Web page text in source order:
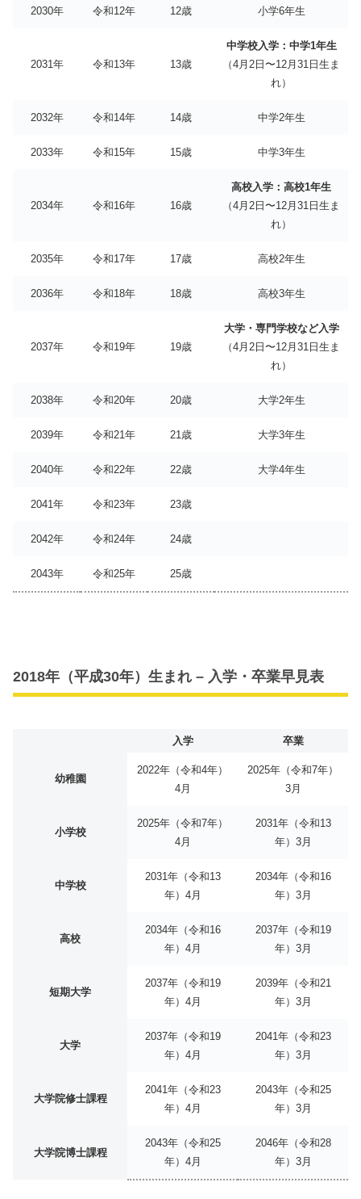
2030年 令和12年 12歳 小学6年生
2031年 令和13年 13歳
中学校入学：中学1年生
（4月2日〜12月31日生ま
れ）
2032年 令和14年 14歳 中学2年生
2033年 令和15年 15歳 中学3年生
2034年 令和16年 16歳
高校入学：高校1年生
（4月2日〜12月31日生ま
れ）
2035年 令和17年 17歳 高校2年生
2036年 令和18年 18歳 高校3年生
2037年 令和19年 19歳
大学・専門学校など入学
（4月2日〜12月31日生ま
れ）
2038年 令和20年 20歳 大学2年生
2039年 令和21年 21歳 大学3年生
2040年 令和22年 22歳 大学4年生
2041年 令和23年 23歳
2042年 令和24年 24歳
2043年 令和25年 25歳
2018年（平成30年）生まれ – 入学・卒業早見表
入学 卒業
幼稚園
2022年（令和4年）
4月
2025年（令和7年）
3月
小学校
2025年（令和7年）
4月
2031年（令和13
年）3月
中学校
2031年（令和13
年）4月
2034年（令和16
年）3月
高校
2034年（令和16
年）4月
2037年（令和19
年）3月
短期大学
2037年（令和19
年）4月
2039年（令和21
年）3月
大学
2037年（令和19
年）4月
2041年（令和23
年）3月
大学院修士課程
2041年（令和23
年）4月
2043年（令和25
年）3月
大学院博士課程
2043年（令和25
年）4月
2046年（令和28
年）3月